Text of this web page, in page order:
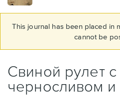
This journal has been placed in
cannot be
Свиной рулет с
черносливом